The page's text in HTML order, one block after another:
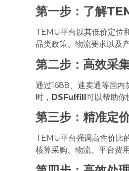
第一步：了解
TEMU平台以其低价定位
品类政策、物流要求以及
第二步：高效采
通过1688、速卖通等国内
时， DSFulfill可以帮助你
第三步：精准定
TEMU平台强调高性价比
核算采购、物流、平台费